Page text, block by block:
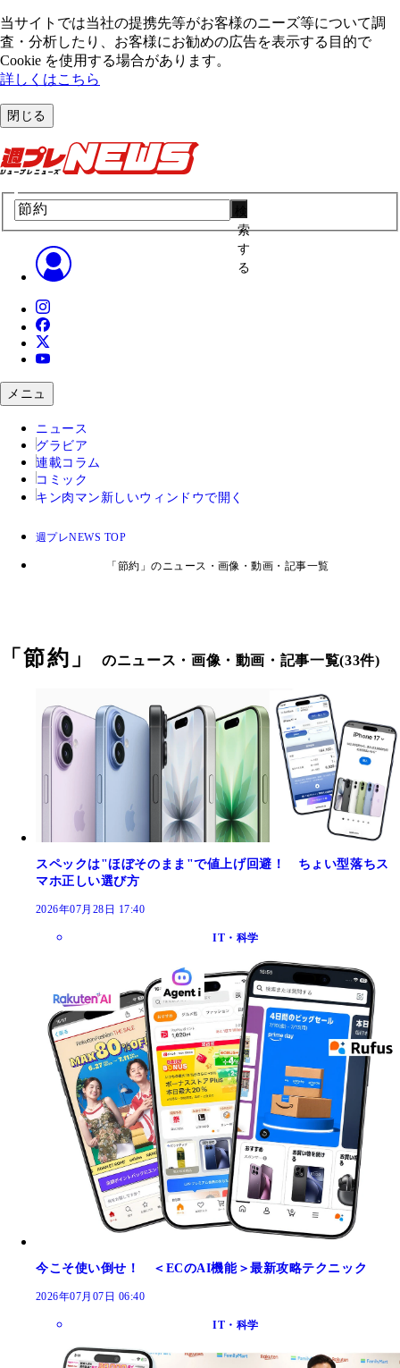
当サイトでは当社の提携先等がお客様のニーズ等について調
査・分析したり、お客様にお勧めの広告を表⽰する⽬的で
Cookie を使⽤する場合があります。
詳しくはこちら
閉じる
索
す
る
メニュ
ニュース
グラビア
連載コラム
コミック
キン肉マン 新しいウィンドウで開く
週プレNEWS TOP
「節約」のニュース・画像・動画・記事一覧
「節約 」のニュース・画像・動画・記事一覧(33件)
スペックは"ほぼそのまま"で値上げ回避！ ちょい型落ちス
マホ正しい選び方
2026年07月28日 17:40
IT・科学
今こそ使い倒せ！ ＜ECのAI機能＞最新攻略テクニック
2026年07月07日 06:40
IT・科学